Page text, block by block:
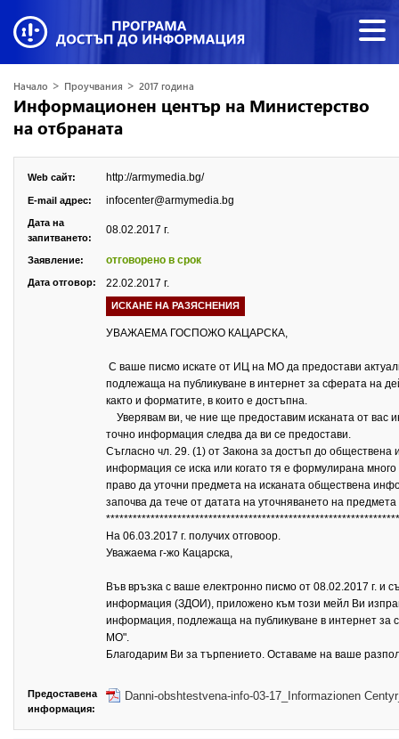
Начало > Проучвания > 2017 година
Информационен център на Министерство
на отбраната
Web сайт: http://armymedia.bg/
E-mail адрес: infocenter@armymedia.bg
Дата на
запитването:
08.02.2017 г.
Заявление: отговорено в срок
Дата отговор: 22.02.2017 г.
ИСКАНЕ НА РАЗЯСНЕНИЯ
УВАЖАЕМА ГОСПОЖО КАЦАРСКА,
С ваше писмо искате от ИЦ на МО да предостави
подлежаща на публикуване в интернет за сферата на
както и форматите, в които е достъпна.
Уверявам ви, че ние ще предоставим исканата от вас
точно информация следва да ви се предостави.
Съгласно чл. 29. (1) от Закона за достъп до обществена
информация се иска или когато тя е формулирана
право да уточни предмета на исканата обществена
започва да тече от датата на уточняването на
На 06.03.2017 г. получих отговоор.
Уважаема г-жо Кацарска,
Във връзка с ваше електронно писмо от 08.02.2017 г. и
информация (ЗДОИ), приложено към този мейл Ви
информация, подлежаща на публикуване в интернет
МО".
Благодарим Ви за търпението. Оставаме на ваше
Предоставена
информация:
Danni-obshtestvena-info-03-17_Informazionen